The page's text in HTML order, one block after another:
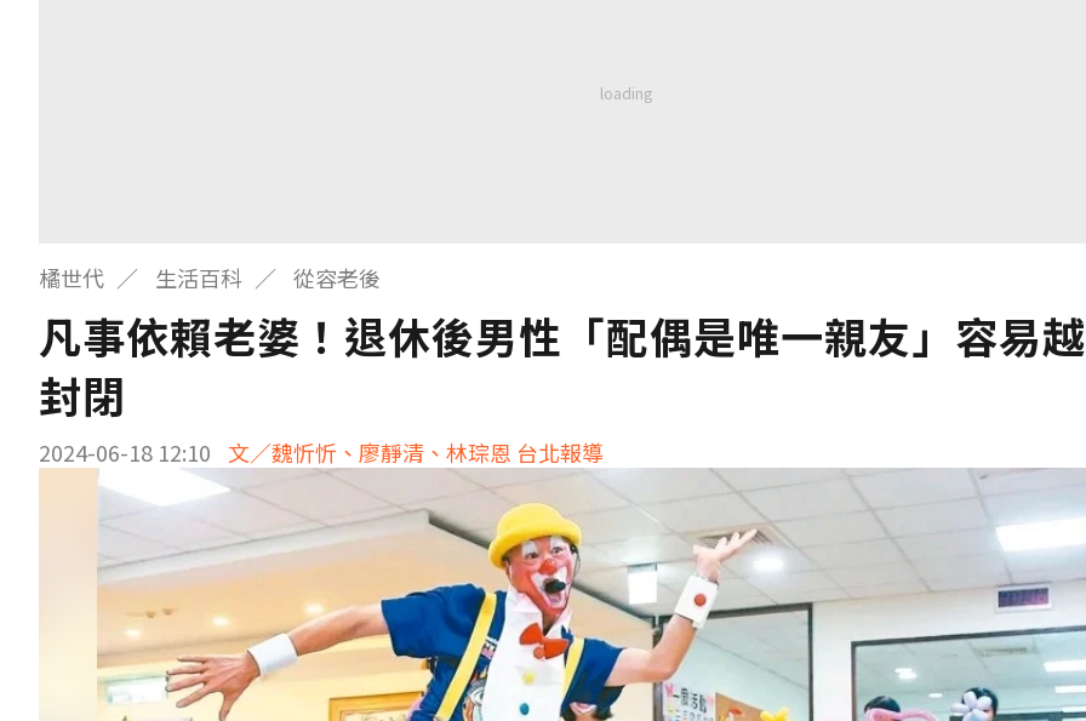
橘世代 生活百科 從容老後
凡事依賴老婆！退休後男性「配偶是唯一親友」容易
封閉
2024-06-18 12:10 文／魏忻忻、廖靜清、林琮恩 台北報導